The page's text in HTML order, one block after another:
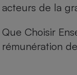
acteurs de la
Que Choisir
rémunération